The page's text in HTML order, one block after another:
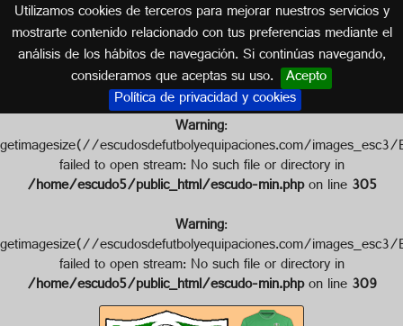
Utilizamos cookies de terceros para mejorar nuestros servicios y
mostrarte contenido relacionado con tus preferencias mediante el
análisis de los hábitos de navegación. Si continúas navegando,
consideramos que aceptas su uso. Acepto
Política de privacidad y cookies
Escudo de C.D. GUANCHA
ISLAS CANARIAS
Warning:
getimagesize(//escudosdefutbolyequipaciones.com/
failed to open stream: No such file or directory in
/home/escudo5/public_html/escudo-min.phpon line305
Warning:
getimagesize(//escudosdefutbolyequipaciones.com/
failed to open stream: No such file or directory in
/home/escudo5/public_html/escudo-min.phpon line309